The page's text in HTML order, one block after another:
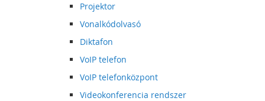
Projektor
Vonalkódolvasó
Diktafon
VoIP telefon
VoIP telefonközpont
Videokonferencia rendszer